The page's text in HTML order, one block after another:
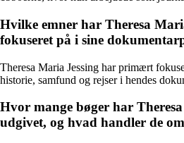
Hvilke emner har Theresa
fokuseret på i sine
Theresa Maria Jessing har primært
historie, samfund og rejser i hendes
Hvor mange bøger har
udgivet, og hvad handler de